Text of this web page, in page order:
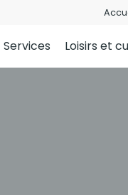
Services Loisirs et